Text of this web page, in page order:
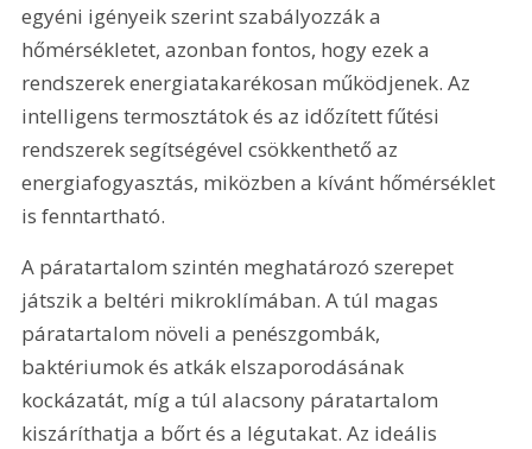
egyéni igényeik szerint szabályozzák a
hőmérsékletet, azonban fontos, hogy ezek a
rendszerek energiatakarékosan működjenek. Az
intelligens termosztátok és az időzített fűtési
rendszerek segítségével csökkenthető az
energiafogyasztás, miközben a kívánt hőmérséklet
is fenntartható.
A páratartalom szintén meghatározó szerepet
játszik a beltéri mikroklímában. A túl magas
páratartalom növeli a penészgombák,
baktériumok és atkák elszaporodásának
kockázatát, míg a túl alacsony páratartalom
kiszáríthatja a bőrt és a légutakat. Az ideális